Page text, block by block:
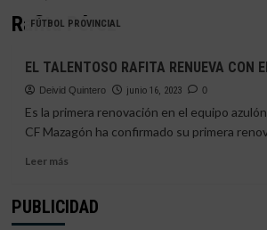
Rafita Pérez
FÚTBOL PROVINCIAL
EL TALENTOSO RAFITA RENUEVA CON
Deivid Quintero junio 16, 2023 0
Es la primera renovación en el equipo
CF Mazagón ha confirmado su primera
Leer másLeer
EL
PUBLICIDAD